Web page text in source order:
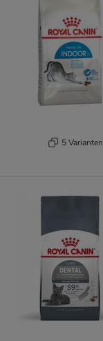
5 Varianten